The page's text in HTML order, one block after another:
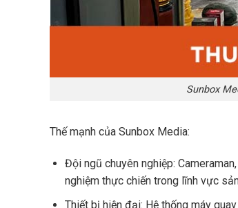
Sunbox
Thế mạnh của Sunbox Media:
Đội ngũ chuyên nghiệp:
nghiệm thực chiến trong lĩnh vực
Thiết bị hiện đại: Hệ thống máy